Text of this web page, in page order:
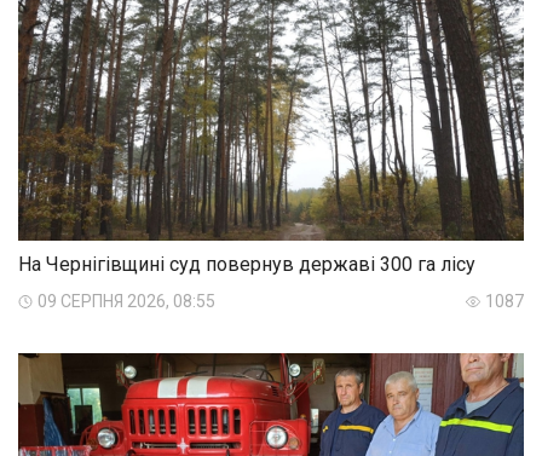
На Чернігівщині суд повернув державі 300 га лісу
09 СЕРПНЯ 2026, 08:55 1087